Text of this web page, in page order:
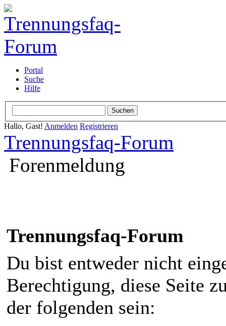
Portal
Suche
Hilfe
Hallo, Gast! Anmelden Registrieren
Trennungsfaq-Forum
Forenmeldung
Trennungsfaq-Forum
Du bist entweder nicht
Berechtigung, diese Seite
der folgenden sein: